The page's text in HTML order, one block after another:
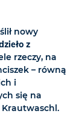
nowy
z
rzeczy, na
– równą
i
się na
Krautwaschl.